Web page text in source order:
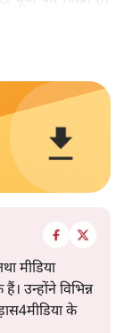
मीडिया
उन्होंने विभिन्न
के